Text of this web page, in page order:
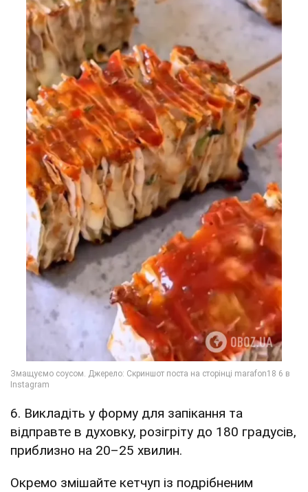
6. Викладіть у форму для запікання та
відправте в духовку, розігріту до 180 градусів,
приблизно на 20–25 хвилин.
Окремо змішайте кетчуп із подрібненим